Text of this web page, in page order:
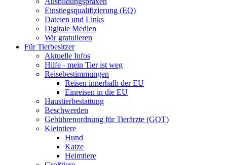
Einstiegsqualifizierung (EQ)
Dateien und Links
Digitale Medien
Wir gratulieren
Für Tierbesitzer
Aktuelle Infos
Hilfe - mein Tier ist weg
Reisebestimmungen
Reisen innerhalb der EU
Einreisen in die EU
Haustierbestattung
Beschwerden
Gebührenordnung für Tierärzte (GOT)
Kleintiere
Hund
Katze
Heimtiere